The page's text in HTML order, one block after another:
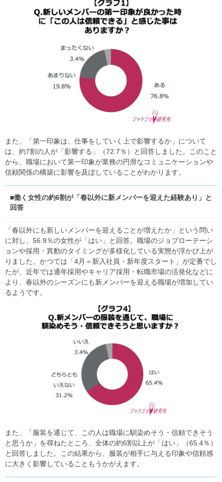
また、「第一印象は、仕事をしていく上で影響するか」について
は、約7割の人が「影響する」（72.7％）と回答しました。このこと
から、職場において第一印象が業務の円滑なコミュニケーションや
信頼関係の構築に影響を及ぼしていることがわかります。
■働く女性の約6割が「春以外に新メンバーを迎えた経験あり」と
回答
「春以外にも新しいメンバーを迎えることが増えたか」という問い
に対し、56.9％の女性が「はい」と回答。職場のジョブローテーシ
ョンや採用・異動のタイミングが多様化している実態が浮かび上が
りました。かつては「4月＝新入社員・新年度スタート」が定番でし
たが、近年では通年採用やキャリア採用・転職市場の活発化などに
より、春以外のシーズンにも新メンバーを迎える職場が増加してい
るようです。
また、「服装を通じて、この人は職場に馴染めそう・信頼できそう
と思うか」を尋ねたところ、全体の約6割以上が「はい」（65.4％）
と回答しました。この結果から、服装が相手に与える印象や信頼感
に大きく影響していることもうかがえます。